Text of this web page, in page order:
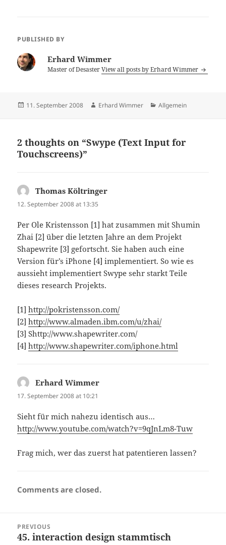
PUBLISHED BY
Erhard Wimmer
Master of DesasterView all posts by Erhard Wimmer
Posted
11. September 2008 Author
Erhard Wimmer Categories
Allgemein
2 thoughts on “Swype (Text Input for
Touchscreens)”
Thomas Költringer
12. September 2008 at 13:35
Per Ole Kristensson [1] hat zusammen mit Shumin
Zhai [2] über die letzten Jahre an dem Projekt
Shapewrite [3] gefortscht. Sie haben auch eine
Version für’s iPhone [4] implementiert. So wie es
aussieht implementiert Swype sehr starkt Teile
dieses research Projekts.
[1]http://pokristensson.com/
[2]http://www.almaden.ibm.com/u/zhai/
[3] Shttp://www.shapewriter.com/
[4]http://www.shapewriter.com/iphone.html
Erhard Wimmer
17. September 2008 at 10:21
Sieht für mich nahezu identisch aus…
http://www.youtube.com/watch?v=9qJnLm8-Tuw
Frag mich, wer das zuerst hat patentieren lassen?
Comments are closed.
navigation
PREVIOUS
Previous
45. interaction design stammtisch